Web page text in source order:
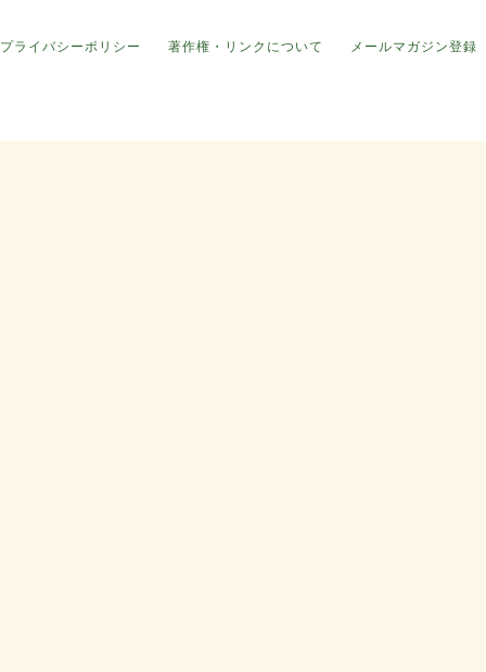
プライバシーポリシー 著作権・リンクについて メールマガジン登録